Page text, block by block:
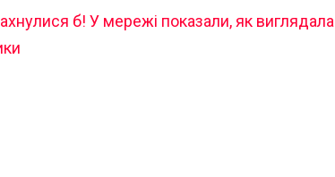
б! У мережі показали, як виглядала